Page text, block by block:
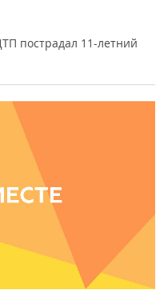
пострадал 11-летний